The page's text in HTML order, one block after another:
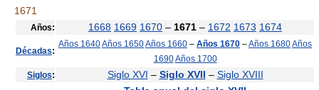
1671
Años: 1668 1669 1670 – 1671 – 1672 1673 1674
Décadas:
Años 1640Años 1650Años 1660 – Años 1670 –Años 1680Años
1690Años 1700
Siglos: Siglo XVI – Siglo XVII – Siglo XVIII